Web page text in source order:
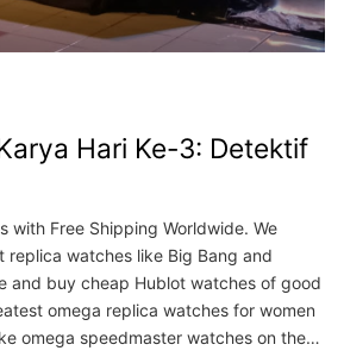
Hari Ke-3: Detektif
with Free Shipping Worldwide. We
replica watches like Big Bang and
and buy cheap Hublot watches of good
omega replica watches for women
omega speedmaster watches on the…